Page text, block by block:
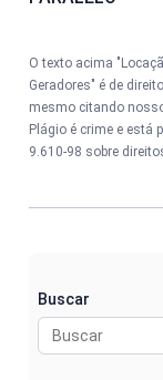
O texto acima
Geradores" é de
mesmo citando
Plágio é crime e está
9.610-98 sobre
Buscar